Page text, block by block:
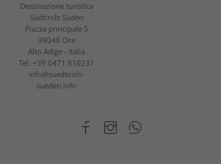
Destinazione turistica
Südtirols Süden
Piazza principale 5
39040 Ora
Alto Adige - Italia
Tel. +39 0471 810231
info@suedtirols-
sueden.info